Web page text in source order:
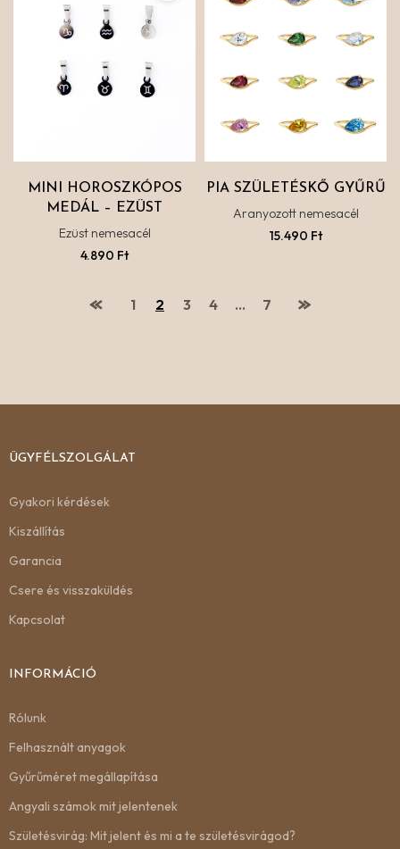
MINI HOROSZKÓPOS
MEDÁL – EZÜST
Ezüst nemesacél
4.890 Ft
PIA SZÜLETÉSKŐ GYŰRŰ
Aranyozott nemesacél
15.490 Ft
1 2 3 4 … 7
ÜGYFÉLSZOLGÁLAT
Gyakori kérdések
Kiszállítás
Garancia
Csere és visszaküldés
Kapcsolat
INFORMÁCIÓ
Rólunk
Felhasznált anyagok
Gyűrűméret megállapítása
Angyali számok mit jelentenek
Születésvirág: Mit jelent és mi a te születésvirágod?